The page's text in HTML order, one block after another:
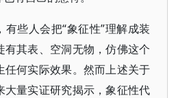
些人会把“象征性”理解成装
其表、空洞无物，仿佛这个
任何实际效果。然而上述关于
大量实证研究揭示，象征性代